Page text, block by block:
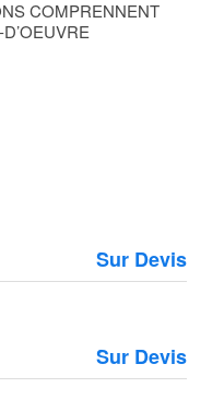
COMPRENNENT
Sur Devis
Sur Devis